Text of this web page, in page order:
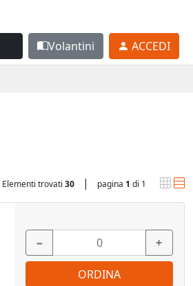
Volantini ACCEDI
Elementi trovati 30 | pagina 1 di 1
− +
ORDINA